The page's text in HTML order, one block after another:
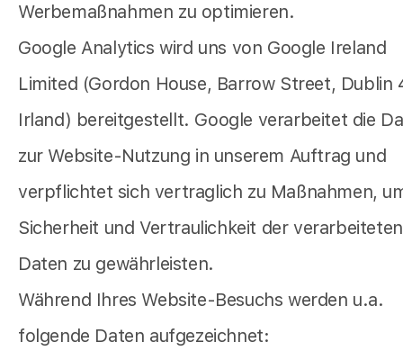
Werbemaßnahmen zu optimieren.
Google Analytics wird uns von Google Ireland
Limited (Gordon House, Barrow Street, Dublin
Irland) bereitgestellt. Google verarbeitet die
zur Website-Nutzung in unserem Auftrag und
verpflichtet sich vertraglich zu Maßnahmen,
Sicherheit und Vertraulichkeit der verarbeiteten
Daten zu gewährleisten.
Während Ihres Website-Besuchs werden u.a.
folgende Daten aufgezeichnet: